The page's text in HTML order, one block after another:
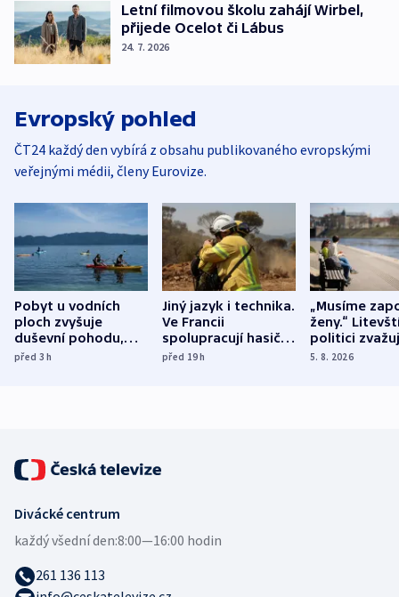
Letní filmovou školu zahájí Wirbel,
přijede Ocelot či Lábus
24. 7. 2026
Evropský pohled
ČT24 každý den vybírá z obsahu publikovaného evropskými
veřejnými médii, členy Eurovize.
Pobyt u vodních
ploch zvyšuje
duševní pohodu,
ukázala
před 3h
Jiný jazyk i technika.
Ve Francii
spolupracují hasiči z
různých zemí
před 19h
„Musíme
ženy.“
politici
dohodu o
5. 8. 2026
Divácké centrum
každý všední den:8:00—16:00 hodin
261 136 113